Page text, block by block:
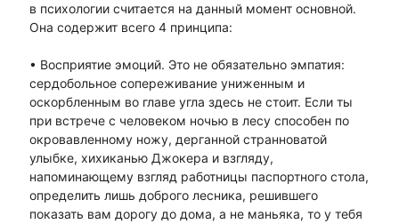
в психологии считается на данный момент основной.
Она содержит всего 4 принципа:
• Восприятие эмоций. Это не обязательно эмпатия:
сердобольное сопереживание униженным и
оскорбленным во главе угла здесь не стоит. Если ты
при встрече с человеком ночью в лесу способен по
окровавленному ножу, дерганной странноватой
улыбке, хихиканью Джокера и взгляду,
напоминающему взгляд работницы паспортного стола,
определить лишь доброго лесника, решившего
показать вам дорогу до дома, а не маньяка, то у тебя